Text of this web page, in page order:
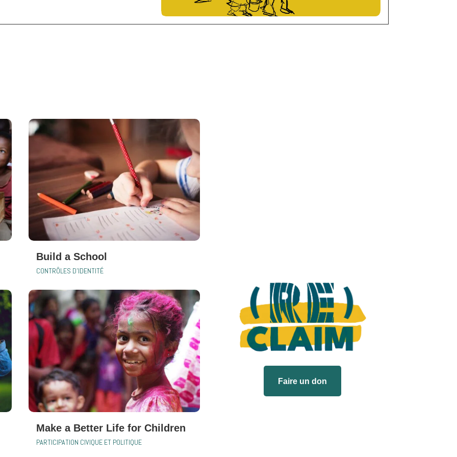
Build a School
CONTRÔLES D'IDENTITÉ
Make a Better Life for Children
PARTICIPATION CIVIQUE ET POLITIQUE
Faire un don